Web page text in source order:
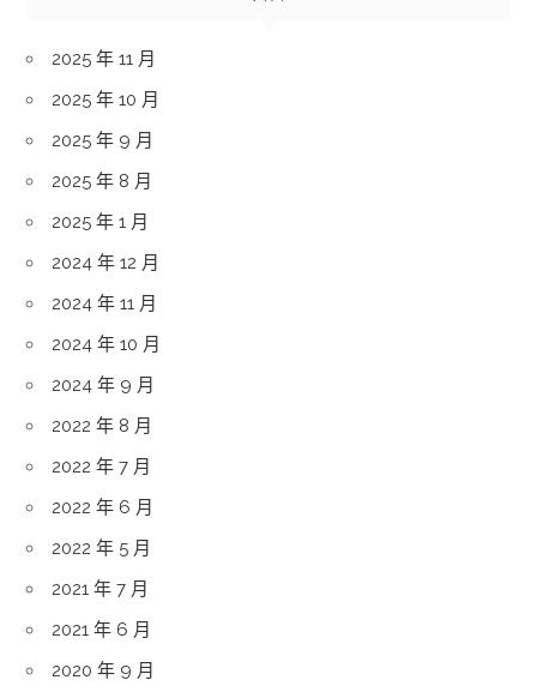
2025 年 11 月
2025 年 10 月
2025 年 9 月
2025 年 8 月
2025 年 1 月
2024 年 12 月
2024 年 11 月
2024 年 10 月
2024 年 9 月
2022 年 8 月
2022 年 7 月
2022 年 6 月
2022 年 5 月
2021 年 7 月
2021 年 6 月
2020 年 9 月